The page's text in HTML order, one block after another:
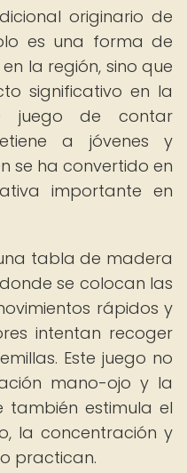
originario de
es una forma de
la región, sino que
significativo en la
juego de contar
a jóvenes y
se ha convertido en
importante en
tabla de madera
se colocan las
rápidos y
intentan recoger
Este juego no
mano-ojo y la
también estimula el
la concentración y
practican.